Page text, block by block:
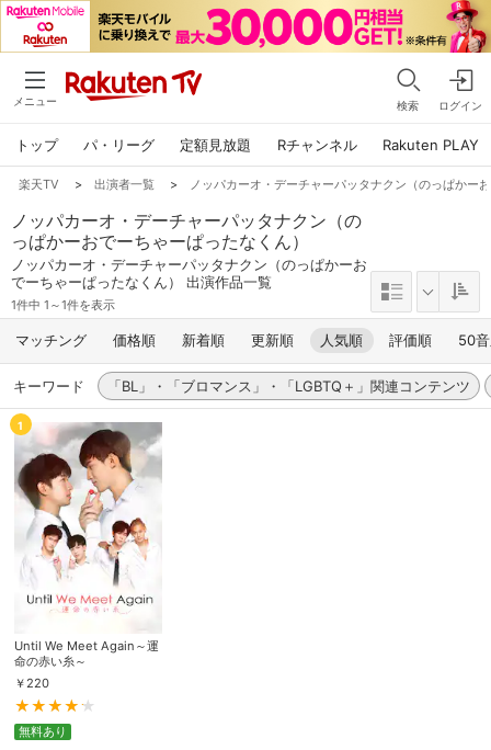
メニュー 検索 ログイン
トップ パ・リーグ 定額見放題 Rチャンネル Rakuten PLAY
楽天TV > 出演者一覧 > ノッパカーオ・デーチャーパッタナクン（のっぱかー
ノッパカーオ・デーチャーパッタナクン（の
っぱかーおでーちゃーぱったなくん）
ノッパカーオ・デーチャーパッタナクン（のっぱかーお
でーちゃーぱったなくん） 出演作品一覧
1件中 1～1件を表示
マッチング 価格順 新着順 更新順 人気順 評価順 50
キーワード 「BL」・「ブロマンス」・「LGBTQ＋」関連コンテンツ
1
Until We Meet Again～運
命の赤い糸～
￥ 220
無料あり